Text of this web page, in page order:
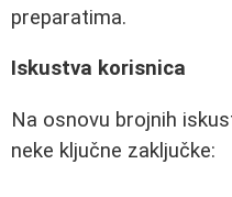
preparatima.
Iskustva korisnica
Na osnovu brojnih
neke ključne zaključke: